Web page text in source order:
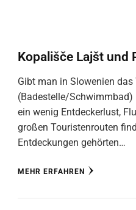
Kopališče Lajšt und
Gibt man in Slowenien das
(Badestelle/
ein wenig Entdeckerlust,
großen Touristenrouten
Entdeckungen gehörten…
MEHR ERFAHREN